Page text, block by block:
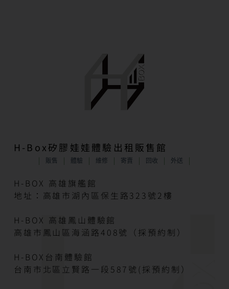
H-Box矽膠娃娃體驗出租販售館
販售 體驗 維修 寄賣 回收 外送
H-BOX 高雄旗艦館
地址：高雄市湖內區保生路323號2樓
H-BOX 高雄鳳山體驗館
高雄市鳳山區海涵路408號（採預約制）
H-BOX台南體驗館
台南市北區立賢路一段587號(採預約制）